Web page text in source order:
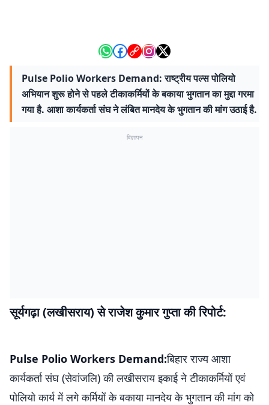
Pulse Polio Workers Demand: राष्ट्रीय पल्स पोलियो
अभियान शुरू होने से पहले टीकाकर्मियों के बकाया भुगतान का मुद्दा गरमा
गया है. आशा कार्यकर्ता संघ ने लंबित मानदेय के भुगतान की मांग उठाई है.
विज्ञापन
सूर्यगढ़ा (लखीसराय) से राजेश कुमार गुप्ता की रिपोर्ट:
Pulse Polio Workers Demand:बिहार राज्य आशा
कार्यकर्ता संघ (सेवांजलि) की लखीसराय इकाई ने टीकाकर्मियों एवं
पोलियो कार्य में लगे कर्मियों के बकाया मानदेय के भुगतान की मांग को